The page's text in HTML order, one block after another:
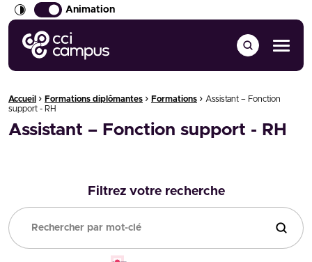
Animation
CCI Campus La formation qui vous ressemble
Menu
Fil d'Ariane :
Accueil › Formations diplômantes › Formations › Assistant – Fonction
support - RH
Assistant – Fonction support - RH
Filtrez votre recherche
Filtrer